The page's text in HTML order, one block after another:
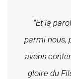
"Et la
parmi nous,
avons
gloire du